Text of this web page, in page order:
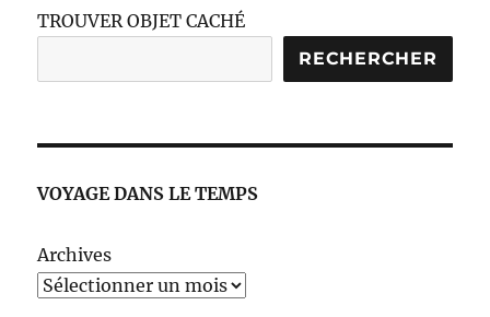
TROUVER OBJET CACHÉ
RECHERCHER
VOYAGE DANS LE TEMPS
Archives